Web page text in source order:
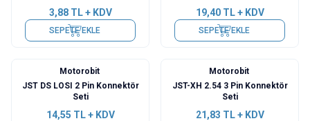
3,88TL + KDV
SEPETE EKLE
19,40TL + KDV
SEPETE EKLE
Motorobit
JST DS LOSI 2 Pin Konnektör
Seti
14,55 TL + KDV
Motorobit
JST-XH 2.54 3 Pin Konnektör
Seti
21,83 TL + KDV